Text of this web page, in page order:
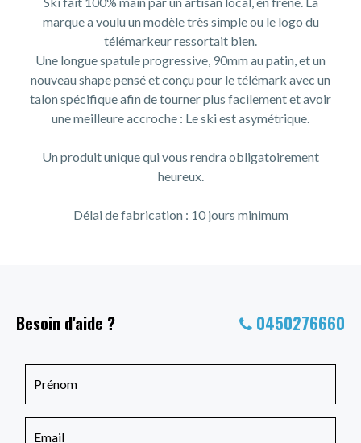
marque a voulu un modèle très simple ou le logo du
télémarkeur ressortait bien.
Une longue spatule progressive, 90mm au patin, et un
nouveau shape pensé et conçu pour le télémark avec un
talon spécifique afin de tourner plus facilement et avoir
une meilleure accroche : Le ski est asymétrique.
Un produit unique qui vous rendra obligatoirement
heureux.
Délai de fabrication : 10 jours minimum
Besoin d'aide ? 0450276660